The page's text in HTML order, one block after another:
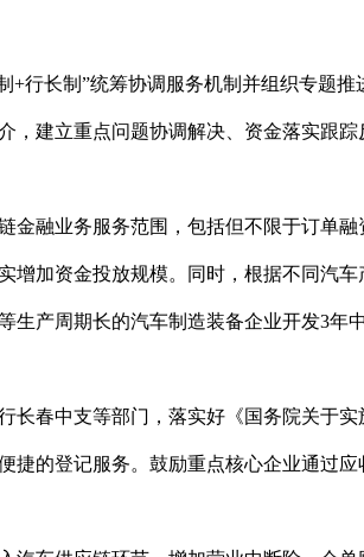
+行长制”统筹协调服务机制并组织专题
，建立重点问题协调解决、资金落实跟
金融业务服务范围，包括但不限于订单
加资金投放规模。同时，根据不同汽
产周期长的汽车制造装备企业开发3年
长春中支等部门，落实好《国务院关于
的登记服务。鼓励重点核心企业通过